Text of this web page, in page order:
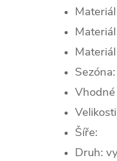
Sezóna:
Šíře:
Druh: